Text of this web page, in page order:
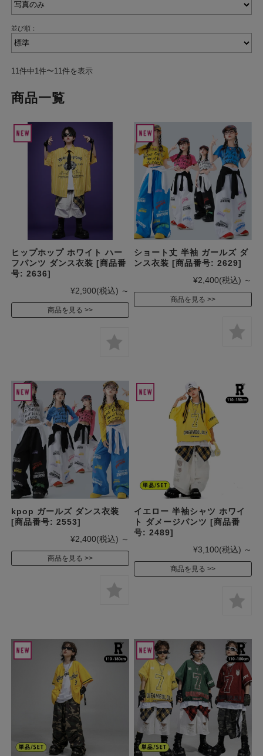
並び順：
11件中1件〜11件を表示
商品一覧
ヒップホップ ホワイト ハー
フパンツ ダンス衣装 [商品番
号: 2636]
¥2,900(税込) ～
商品を見る
ショート丈 半袖 ガールズ ダ
ンス衣装 [商品番号: 2629]
¥2,400(税込) ～
商品を見る
kpop ガールズ ダンス衣装
[商品番号: 2553]
¥2,400(税込) ～
商品を見る
イエロー 半袖シャツ ホワイ
ト ダメージパンツ [商品番
号: 2489]
¥3,100(税込) ～
商品を見る